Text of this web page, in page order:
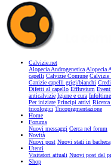
Calvizie.net
Alopecia AndrogeneticaAlopecia
capelli Calvizie Comune Calvizie
Canizie capelli grigi/bianchi
Difetti al capello Effluvium
anticalvizie Igiene e cura
Per iniziare Principi attivi
tricologici Tricopigmentazione
Home
Forums
Nuovi messaggi Cerca nel forum
Novità
Nuovi post Nuovi stati in bacheca
Utenti
Visitatori attuali Nuovi post del
Shop